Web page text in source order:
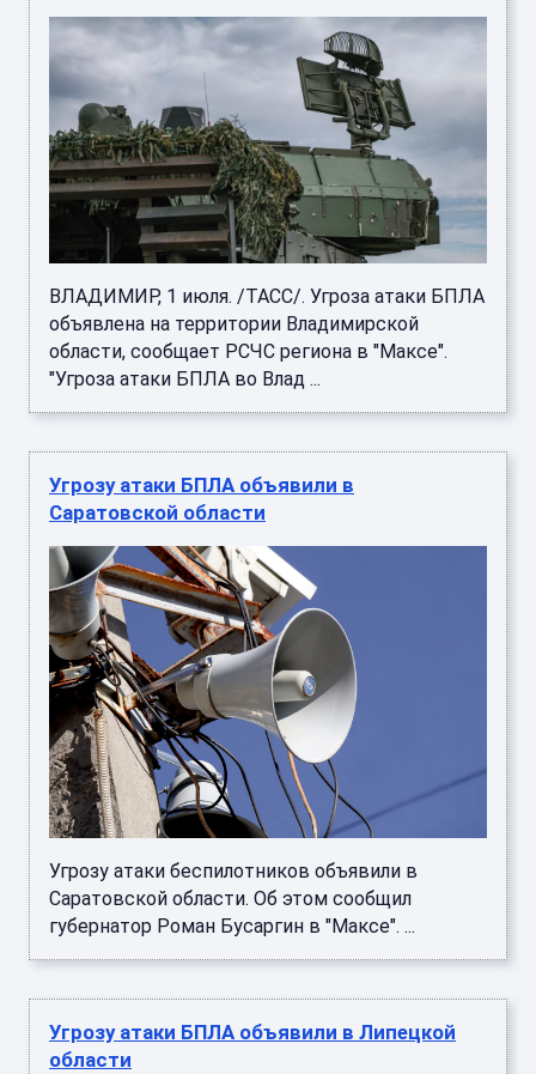
ВЛАДИМИР, 1 июля. /ТАСС/. Угроза атаки БПЛА
объявлена на территории Владимирской
области, сообщает РСЧС региона в "Максе".
"Угроза атаки БПЛА во Влад ...
Угрозу атаки БПЛА объявили в
Саратовской области
Угрозу атаки беспилотников объявили в
Саратовской области. Об этом сообщил
губернатор Роман Бусаргин в "Максе". ...
Угрозу атаки БПЛА объявили в Липецкой
области